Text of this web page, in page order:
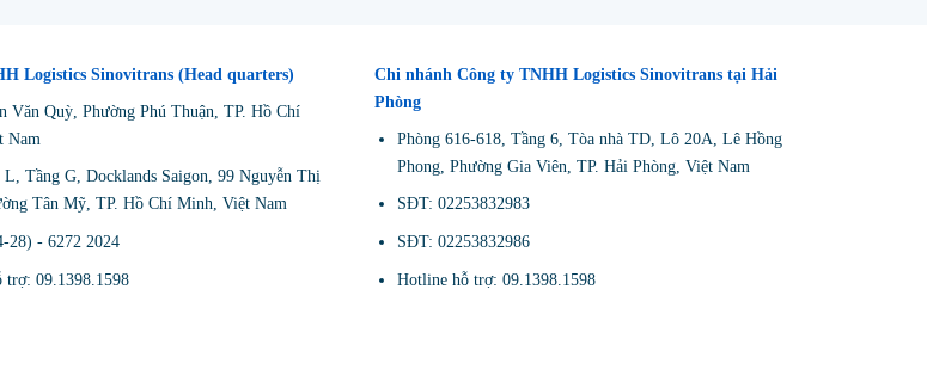
Logistics Sinovitrans (Head quarters)
Văn Quỳ, Phường Phú Thuận, TP. Hồ Chí
Nam
Tầng G, Docklands Saigon, 99 Nguyễn Thị
Tân Mỹ, TP. Hồ Chí Minh, Việt Nam
28) - 6272 2024
trợ: 09.1398.1598
Chi nhánh Công ty TNHH Logistics Sinovitrans tại Hải
Phòng
Phòng 616-618, Tầng 6, Tòa nhà TD, Lô 20A, Lê Hồng
Phong, Phường Gia Viên, TP. Hải Phòng, Việt Nam
SĐT: 02253832983
SĐT: 02253832986
Hotline hỗ trợ: 09.1398.1598